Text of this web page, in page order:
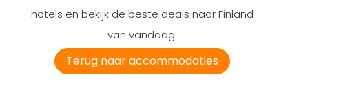
hotels en bekijk de beste deals naar Finland
van vandaag:
Terug naar accommodaties